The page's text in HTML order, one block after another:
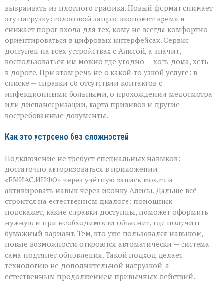
выкраивать из плотного графика. Новый формат снимает
эту нагрузку: голосовой запрос экономит время и
снижает порог входа для тех, кому не всегда комфортно
ориентироваться в цифровых интерфейсах. Сервис
доступен на всех устройствах с Алисой, а значит,
воспользоваться им можно где угодно — хоть дома, хоть
в дороге. При этом речь не о какой‑то узкой услуге: в
списке — справки об отсутствии контактов с
инфекционными больными, о прохождении медосмотра
или диспансеризации, карта прививок и другие
востребованные документы.
Как это устроено без сложностей
Подключение не требует специальных навыков:
достаточно авторизоваться в приложении
«ЕМИАС.ИНФО» через учётную запись mos.ru и
активировать навык через иконку Алисы. Дальше всё
строится на естественном диалоге: помощник
подскажет, какие справки доступны, поможет оформить
нужную и при необходимости объяснит, где получить
бумажный вариант. Тем, кто уже пользовался навыком,
новые возможности откроются автоматически — система
сама подтянет обновления. Такой подход делает
технологию не дополнительной нагрузкой, а
естественным продолжением привычных действий.